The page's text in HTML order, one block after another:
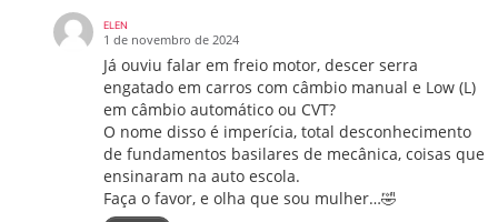
ELEN
1 de novembro de 2024
Já ouviu falar em freio motor, descer serra
engatado em carros com câmbio manual e Low (L)
em câmbio automático ou CVT?
O nome disso é imperícia, total desconhecimento
de fundamentos basilares de mecânica, coisas que
ensinaram na auto escola.
Faça o favor, e olha que sou mulher…🤣